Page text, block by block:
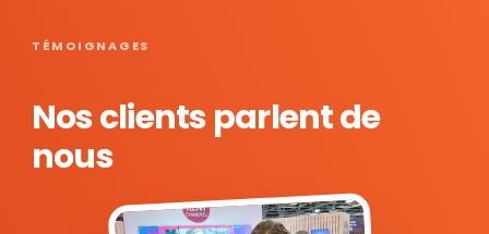
TÉMOIGNAGES
Nos clients parlent de
nous